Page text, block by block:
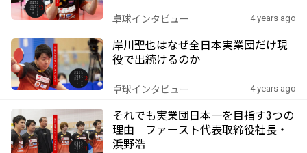
卓球インタビュー 4 years ago
岸川聖也はなぜ全日本実業団だけ現
役で出続けるのか
卓球インタビュー 4 years ago
それでも実業団日本一を目指す3つの
理由 ファースト代表取締役社長・
浜野浩